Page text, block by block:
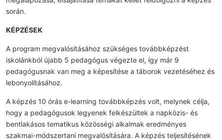
során.
KÉPZÉSEK
A program megvalósításához szükséges továbbképzést
iskolánkból újabb 5 pedagógus végezte el, így már 9
pedagógusnak van meg a képesítése a táborok vezetéséhez és
lebonyolításához.
A képzés 10 órás e-learning továbbképzés volt, melynek célja,
hogy a pedagógusok legyenek felkészültek a napközis- és
bentlakásos tematikus közösségi alkalmak eredményes
szakmai-módszertani megvalósítására. A képzés teljesítésének